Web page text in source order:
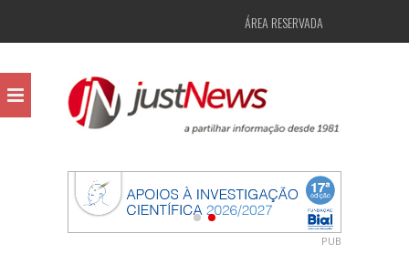
ÁREA RESERVADA
PUB